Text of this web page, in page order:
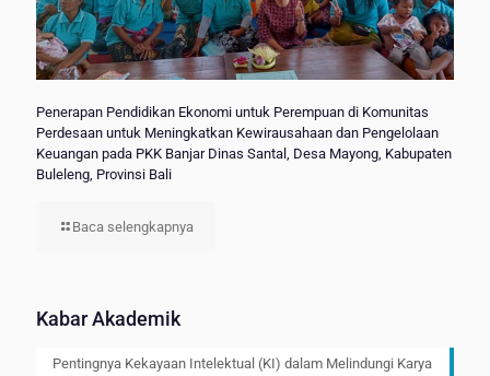
Penerapan Pendidikan Ekonomi untuk Perempuan di Komunitas
Perdesaan untuk Meningkatkan Kewirausahaan dan Pengelolaan
Keuangan pada PKK Banjar Dinas Santal, Desa Mayong, Kabupaten
Buleleng, Provinsi Bali
Baca selengkapnya
Kabar Akademik
Pentingnya Kekayaan Intelektual (KI) dalam Melindungi Karya